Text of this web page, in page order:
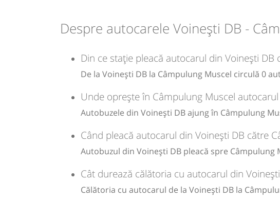
Durată:
10
Zile de circulație:
Sursa: GRUP ATYC SRL| Ultima actualizare:11/2025
Despre autocarele Voinești DB -
Din ce stație pleacă autocarul din Voinești DB
De la Voinești DB la Câmpulung Muscel circulă 0
Unde oprește în Câmpulung Muscel
Autobuzele din Voinești DB ajung în Câmpulung
Când pleacă autocarul din Voinești DB către
Autobuzul din Voinești DB pleacă spre Câmpulung
Cât durează călătoria cu autocarul din
Călătoria cu autocarul de la Voinești DB la